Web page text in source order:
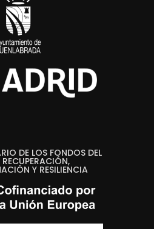
DE LOS FONDOS DEL
RECUPERACIÓN,
Y RESILIENCIA